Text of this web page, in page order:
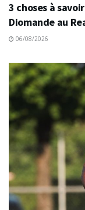
3 choses à
Diomande au
06/08/2026